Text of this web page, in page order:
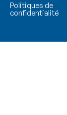
Politiques de
confidentialité